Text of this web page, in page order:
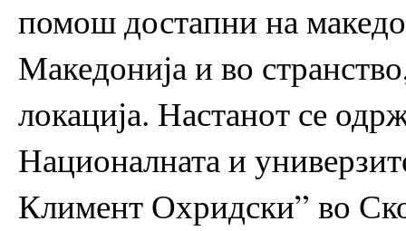
помош достапни на
Македонија и во
локација. Настанот се
Националната и
Климент Охридски” во